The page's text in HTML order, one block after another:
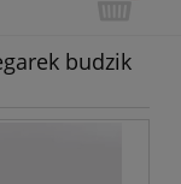
budzik